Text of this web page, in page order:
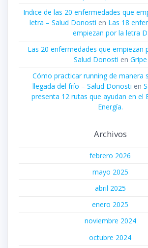
Indice de las 20 enfermedades que
letra – Salud Donosti en Las 18
empiezan por la letra D
Las 20 enfermedades que empiezan
Salud Donosti en Gripe
Cómo practicar running de manera
llegada del frío – Salud Donosti en
presenta 12 rutas que ayudan en el
Energía.
Archivos
febrero 2026
mayo 2025
abril 2025
enero 2025
noviembre 2024
octubre 2024